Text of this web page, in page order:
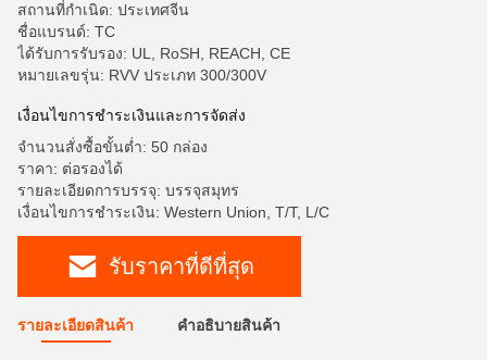
สถานที่กำเนิด: ประเทศจีน
ชื่อแบรนด์: TC
ได้รับการรับรอง: UL, RoSH, REACH, CE
หมายเลขรุ่น: RVV ประเภท 300/300V
เงื่อนไขการชำระเงินและการจัดส่ง
จำนวนสั่งซื้อขั้นต่ำ: 50 กล่อง
ราคา: ต่อรองได้
รายละเอียดการบรรจุ: บรรจุสมุทร
เงื่อนไขการชำระเงิน: Western Union, T/T, L/C
รับราคาที่ดีที่สุด
รายละเอียดสินค้า คําอธิบายสินค้า